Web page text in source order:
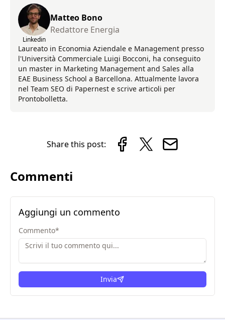
Linkedin
Matteo Bono
Redattore Energia
Laureato in Economia Aziendale e Management presso
l'Università Commerciale Luigi Bocconi, ha conseguito
un master in Marketing Management and Sales alla
EAE Business School a Barcellona. Attualmente lavora
nel Team SEO di Papernest e scrive articoli per
Prontobolletta.
Share this post:
Commenti
Aggiungi un commento
Commento*
Invia